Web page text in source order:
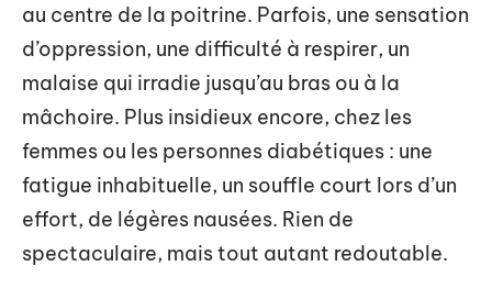
au centre de la poitrine. Parfois, une sensation
d’oppression, une difficulté à respirer, un
malaise qui irradie jusqu’au bras ou à la
mâchoire. Plus insidieux encore, chez les
femmes ou les personnes diabétiques : une
fatigue inhabituelle, un souffle court lors d’un
effort, de légères nausées. Rien de
spectaculaire, mais tout autant redoutable.